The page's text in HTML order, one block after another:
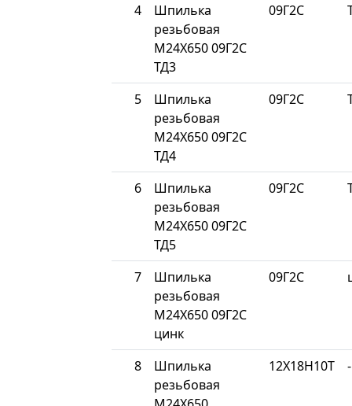
4
Шпилька
резьбовая
М24Х650 09Г2С
ТД3
09Г2С
5
Шпилька
резьбовая
М24Х650 09Г2С
ТД4
09Г2С
6
Шпилька
резьбовая
М24Х650 09Г2С
ТД5
09Г2С
7
Шпилька
резьбовая
М24Х650 09Г2С
цинк
09Г2С
8
Шпилька
резьбовая
12Х18Н10Т -